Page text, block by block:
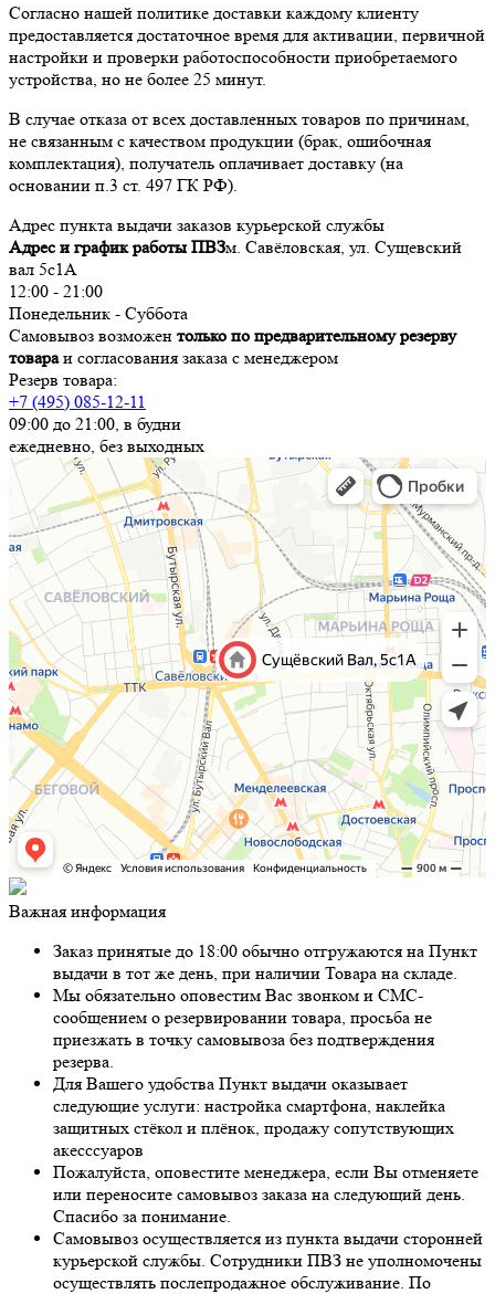
Согласно нашей политике доставки каждому клиенту
предоставляется достаточное время для активации, первичной
настройки и проверки работоспособности приобретаемого
устройства, но не более 25 минут.
В случае отказа от всех доставленных товаров по причинам,
не связанным с качеством продукции (брак, ошибочная
комплектация), получатель оплачивает доставку (на
основании п.3 ст. 497 ГК РФ).
Адрес пункта выдачи заказов курьерской службы
Адрес и график работы ПВЗм. Савёловская, ул. Сущевский
вал 5с1А
12:00 - 21:00
Понедельник - Суббота
Самовывоз возможен только по предварительному резерву
товараи согласования заказа с менеджером
Резерв товара:
+7 (495) 085-12-11
09:00 до 21:00, в будни
ежедневно, без выходных
Важная информация
Заказ принятые до 18:00 обычно отгружаются на Пункт
выдачи в тот же день, при наличии Товара на складе.
Мы обязательно оповестим Вас звонком и СМС-
сообщением о резервировании товара, просьба не
приезжать в точку самовывоза без подтверждения
резерва.
Для Вашего удобства Пункт выдачи оказывает
следующие услуги: настройка смартфона, наклейка
защитных стёкол и плёнок, продажу сопутствующих
акесссуаров
Пожалуйста, оповестите менеджера, если Вы отменяете
или переносите самовывоз заказа на следующий день.
Спасибо за понимание.
Самовывоз осуществляется из пункта выдачи сторонней
курьерской службы. Сотрудники ПВЗ не уполномочены
осуществлять послепродажное обслуживание. По